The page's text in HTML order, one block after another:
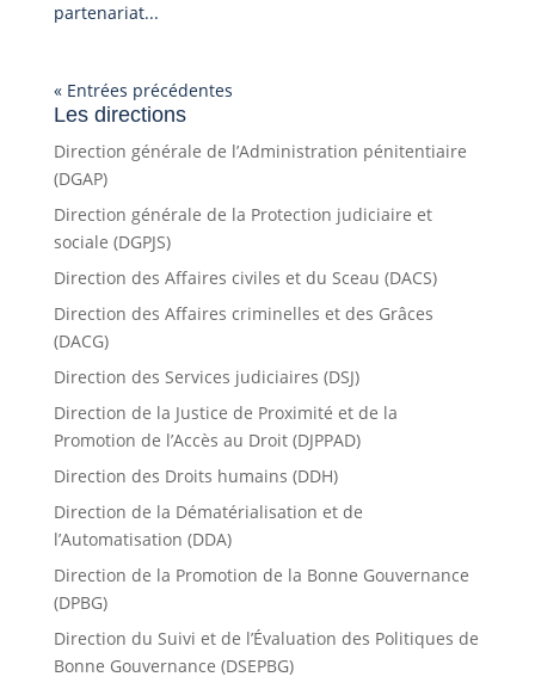
partenariat...
« Entrées précédentes
Les directions
Direction générale de l’Administration pénitentiaire
(DGAP)
Direction générale de la Protection judiciaire et
sociale (DGPJS)
Direction des Affaires civiles et du Sceau (DACS)
Direction des Affaires criminelles et des Grâces
(DACG)
Direction des Services judiciaires (DSJ)
Direction de la Justice de Proximité et de la
Promotion de l’Accès au Droit (DJPPAD)
Direction des Droits humains (DDH)
Direction de la Dématérialisation et de
l’Automatisation (DDA)
Direction de la Promotion de la Bonne Gouvernance
(DPBG)
Direction du Suivi et de l’Évaluation des Politiques de
Bonne Gouvernance (DSEPBG)